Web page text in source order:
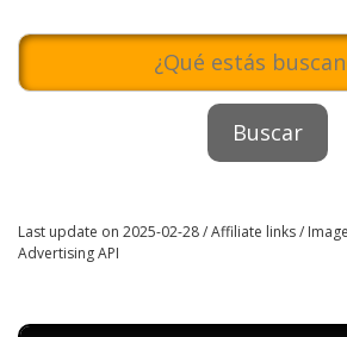
Last update on 2025-02-28 / Affiliate links /
Advertising API